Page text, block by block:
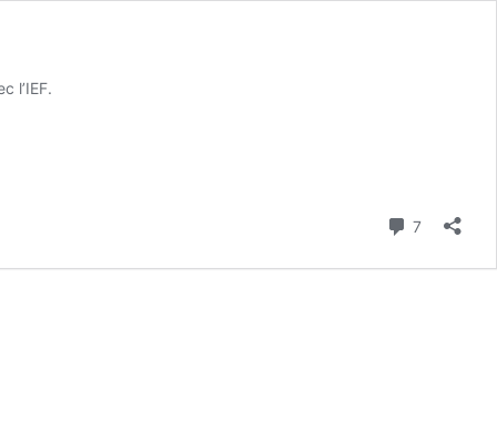
l’IEF.
7